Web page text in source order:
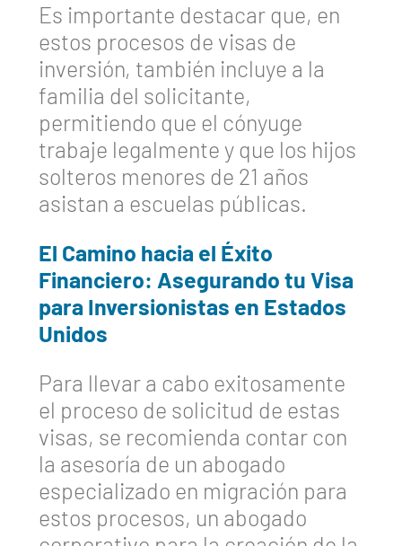
Es importante destacar que, en
estos procesos de visas de
inversión, también incluye a la
familia del solicitante,
permitiendo que el cónyuge
trabaje legalmente y que los hijos
solteros menores de 21 años
asistan a escuelas públicas.
El Camino hacia el Éxito
Financiero: Asegurando tu Visa
para Inversionistas en Estados
Unidos
Para llevar a cabo exitosamente
el proceso de solicitud de estas
visas, se recomienda contar con
la asesoría de un abogado
especializado en migración para
estos procesos, un abogado